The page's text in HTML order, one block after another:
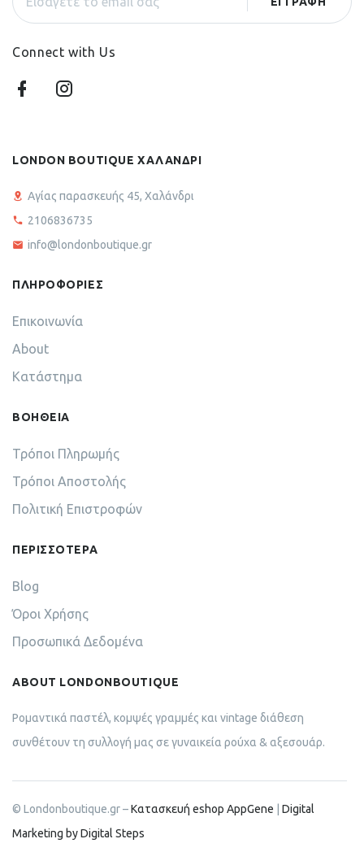
Connect with Us
LONDON BOUTIQUE ΧΑΛΑΝΔΡΙ
Αγίας παρασκευής 45, Χαλάνδρι
2106836735
info@londonboutique.gr
ΠΛΗΡΟΦΟΡΙΕΣ
Επικοινωνία
About
Κατάστημα
ΒΟΗΘΕΙΑ
Τρόποι Πληρωμής
Τρόποι Αποστολής
Πολιτική Επιστροφών
ΠΕΡΙΣΣΟΤΕΡΑ
Blog
Όροι Χρήσης
Προσωπικά Δεδομένα
ABOUT LONDONBOUTIQUE
Ρομαντικά παστέλ, κομψές γραμμές και vintage διάθεση
συνθέτουν τη συλλογή μας σε γυναικεία ρούχα & αξεσουάρ.
© Londonboutique.gr –Κατασκευή eshop AppGene
Digital
Marketing by Digital Steps